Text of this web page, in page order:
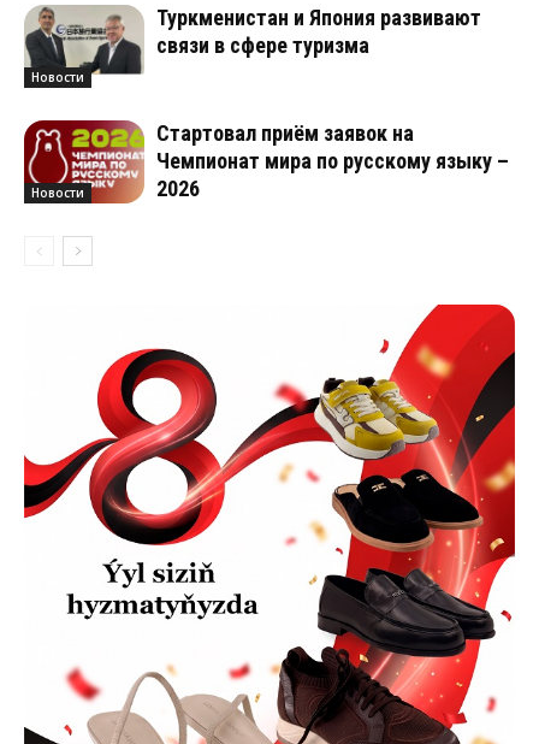
Новости
Туркменистан и Япония развивают
связи в сфере туризма
Новости
Стартовал приём заявок на
Чемпионат мира по русскому языку –
2026